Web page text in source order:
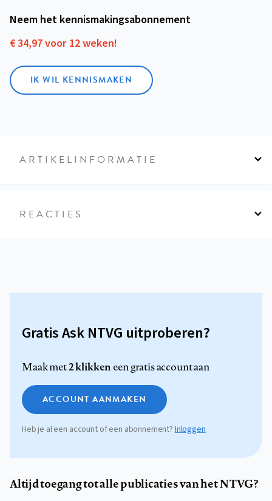
Neem het kennismakings­abonnement
€ 34,97 voor 12 weken!
IK WIL KENNISMAKEN
ARTIKELINFORMATIE
REACTIES
Gratis Ask NTVG uitproberen?
Maak met2 klikkeneen gratis account aan
ACCOUNT AANMAKEN
Heb je al een account of een abonnement?Inloggen
Altijd toegang tot alle publicaties van het NTVG?